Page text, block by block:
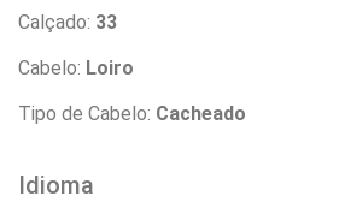
Calçado: 33
Cabelo: Loiro
Tipo de Cabelo: Cacheado
Idioma